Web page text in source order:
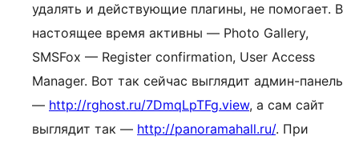
удалять и действующие плагины, не помогает. В
настоящее время активны — Photo Gallery,
SMSFox — Register confirmation, User Access
Manager. Вот так сейчас выглядит админ-панель
— http://rghost.ru/7DmqLpTFg.view, а сам сайт
выглядит так — http://panoramahall.ru/. При